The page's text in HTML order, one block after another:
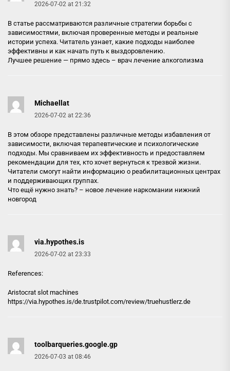
2026-07-02 at 21:32
В статье рассматриваются различные стратегии борьбы с
зависимостями, включая проверенные методы и реальные
истории успеха. Читатель узнает, какие подходы наиболее
эффективны и как начать путь к выздоровлению.
Лучшее решение — прямо здесь – врач лечение алкоголизма
Michaellat
2026-07-02 at 22:36
В этом обзоре представлены различные методы избавления от
зависимости, включая терапевтические и психологические
подходы. Мы сравниваем их эффективность и предоставляем
рекомендации для тех, кто хочет вернуться к трезвой жизни.
Читатели смогут найти информацию о реабилитационных центрах
и поддерживающих группах.
Что ещё нужно знать? – новое лечение наркомании нижний
новгород
via.hypothes.is
2026-07-02 at 23:33
References:
Aristocrat slot machines
https://via.hypothes.is/de.trustpilot.com/review/truehustlerz.de
toolbarqueries.google.gp
2026-07-03 at 08:46